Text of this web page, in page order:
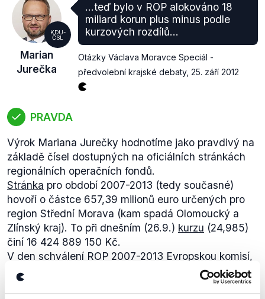
KDU-
ČSL
Marian
Jurečka
...teď bylo v ROP alokováno 18
miliard korun plus minus podle
kurzových rozdílů...
Otázky Václava Moravce Speciál -
předvolební krajské debaty, 25. září 2012
PRAVDA
Výrok Mariana Jurečky hodnotíme jako pravdivý na
základě čísel dostupných na oficiálních stránkách
regionálních operačních fondů.
Stránka pro období 2007-2013 (tedy současné)
hovoří o částce 657,39 milionů euro určených pro
region Střední Morava (kam spadá Olomoucký a
Zlínský kraj). To při dnešním (26.9.) kurzu (24,985)
činí 16 424 889 150 Kč.
V den schválení ROP 2007-2013 Evropskou komisí,
tedy 3.12. 2007, se jednalo podle
tehdejšího kurzuo
částku 17 249 913 600 Kč.